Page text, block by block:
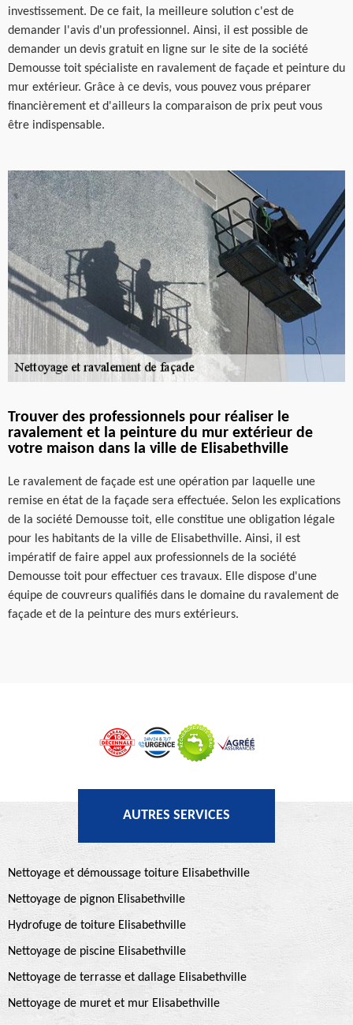
investissement. De ce fait, la meilleure solution c'est de
demander l'avis d'un professionnel. Ainsi, il est possible de
demander un devis gratuit en ligne sur le site de la société
Demousse toit spécialiste en ravalement de façade et peinture du
mur extérieur. Grâce à ce devis, vous pouvez vous préparer
financièrement et d'ailleurs la comparaison de prix peut vous
être indispensable.
Trouver des professionnels pour réaliser le
ravalement et la peinture du mur extérieur de
votre maison dans la ville de Elisabethville
Le ravalement de façade est une opération par laquelle une
remise en état de la façade sera effectuée. Selon les explications
de la société Demousse toit, elle constitue une obligation légale
pour les habitants de la ville de Elisabethville. Ainsi, il est
impératif de faire appel aux professionnels de la société
Demousse toit pour effectuer ces travaux. Elle dispose d'une
équipe de couvreurs qualifiés dans le domaine du ravalement de
façade et de la peinture des murs extérieurs.
AUTRES SERVICES
Nettoyage et démoussage toiture Elisabethville
Nettoyage de pignon Elisabethville
Hydrofuge de toiture Elisabethville
Nettoyage de piscine Elisabethville
Nettoyage de terrasse et dallage Elisabethville
Nettoyage de muret et mur Elisabethville